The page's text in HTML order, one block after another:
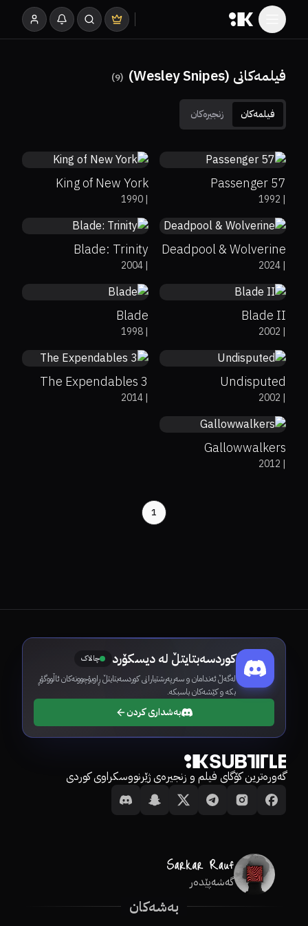
فیلمەکانی (Wesley Snipes) (
9
)
فیلمەکان زنجیرەکان 5.9
30%
50%
Passenger 57
|
1992
King of New York
|
1990
7.9
78%
Deadpool & Wolverine
|
2024
5.8
25%
38%
Blade: Trinity
|
2004
6.7
58%
52%
Blade II
|
2002
7.1
57%
47%
Blade
|
1998
6.2
48%
Undisputed
|
2002
6.1
The Expendables 3
|
2014
3.6
Gallowwalkers
|
2012
1
کوردسەبتایتڵ لە دیسکۆرد چالاک
لەگەڵ ئەندامان و سەرپەرشتیارانی کوردسەبتایتڵ ڕاوبۆچوونەکان ئاڵووگۆڕ
بکە و کێشەکان باسبکە.
بەشداری کردن
گەورەترین کۆگای فیلم و زنجیرەی ژێرنووسکراوی کوردی
گەشەپێدەر
بەشەکان